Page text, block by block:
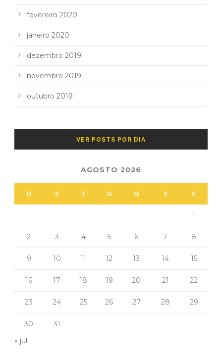
fevereiro 2020
janeiro 2020
dezembro 2019
novembro 2019
outubro 2019
VER POSTS POR DIA
AGOSTO 2026
D S T Q Q S S
1
2 3 4 5 6 7 8
9 10 11 12 13 14 15
16 17 18 19 20 21 22
23 24 25 26 27 28 29
30
31
« jul